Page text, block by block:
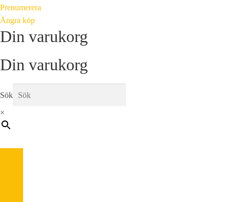
Prenumerera
Ångra köp
Din varukorg
Din varukorg
Sök
×